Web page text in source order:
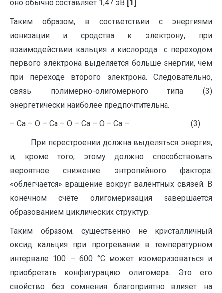
оно обычно составляет 1,47 эВ [1] .
Таким образом, в соответствии с энергиями
ионизации и сродства к электрону, при
взаимодействии кальция и кислорода с переходом
первого электрона выделяется больше энергии, чем
при переходе второго электрона. Следовательно,
связь полимерно-олигомерного типа (3)
энергетически наиболее предпочтительна.
– Са – О – Са – О – Са – О – Са – (3)
При перестроении должна выделяться энергия,
и, кроме того, этому должно способствовать
вероятное снижение энтропийного фактора:
«облегчается» вращение вокруг валентных связей. В
конечном счёте олигомеризация завершается
образованием циклических структур.
Таким образом, существенно не кристалличный
оксид кальция при прогревании в температурном
интервале 100 – 600 °С может изомеризоваться и
приобретать конфигурацию олигомера. Это его
свойство без сомнения благоприятно влияет на